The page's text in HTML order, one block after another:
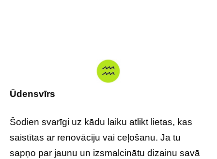
Ūdensvīrs
Šodien svarīgi uz kādu laiku atlikt lietas, kas
saistītas ar renovāciju vai ceļošanu. Ja tu
sapņo par jaunu un izsmalcinātu dizainu savā